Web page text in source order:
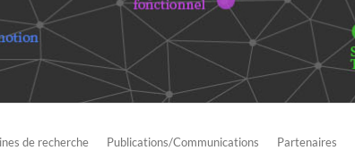
de recherche Publications/Communications Partenaires